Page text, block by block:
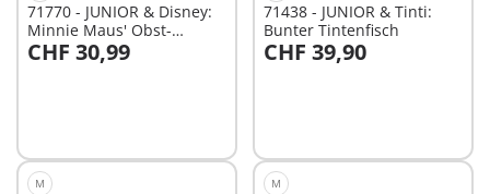
71770 - JUNIOR & Disney:
Minnie Maus' Obst-
Transporter mit
Sortierspaß
CHF 30,99
In den Warenkorb
71438 - JUNIOR & Tinti:
Bunter Tintenfisch
CHF 39,90
In den Warenkorb
M M